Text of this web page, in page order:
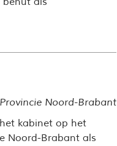
Noord-Brabant
kabinet op het
Noord-Brabant als